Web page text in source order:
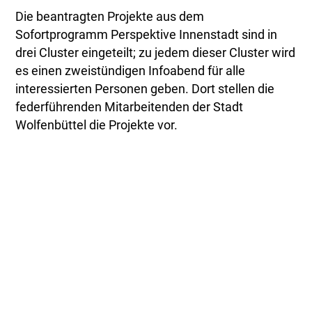
Die beantragten Projekte aus dem
Sofortprogramm Perspektive Innenstadt sind in
drei Cluster eingeteilt; zu jedem dieser Cluster wird
es einen zweistündigen Infoabend für alle
interessierten Personen geben. Dort stellen die
federführenden Mitarbeitenden der Stadt
Wolfenbüttel die Projekte vor.